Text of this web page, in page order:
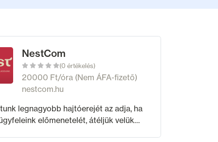
NestCom
(0 értékelés)
20000 Ft/óra (Nem ÁFA-fizető)
nestcom.hu
legnagyobb hajtóerejét az adja, ha
előmenetelét, átéljük velük